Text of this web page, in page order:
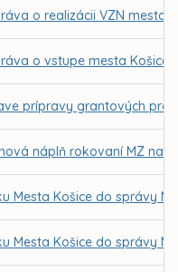
o realizácii VZN mesta
o vstupe mesta Košice
prípravy grantových
náplň rokovaní MZ na
Mesta Košice do správy
Mesta Košice do správy